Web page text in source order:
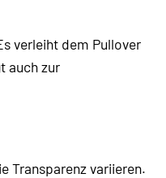
verleiht dem Pullover
auch zur
Transparenz variieren.